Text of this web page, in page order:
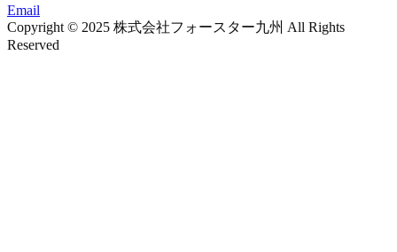
Email
Copyright © 2025 株式会社フォースター九州 All Rights
Reserved